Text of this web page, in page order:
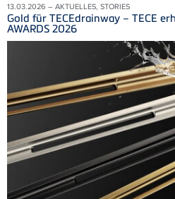
13.03.2026 – AKTUELLES, STORIES
Gold für TECEdrainway – TECE
AWARDS 2026